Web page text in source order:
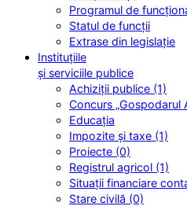
Programul de
Statul de funcții
Extrase din legislație
Instituțiile
și serviciile publice
Achiziții publice (1)
Concurs „Gospodarul
Educația
Impozite și taxe (1)
Proiecte (0)
Registrul agricol (1)
Situații financiare
Stare civilă (0)